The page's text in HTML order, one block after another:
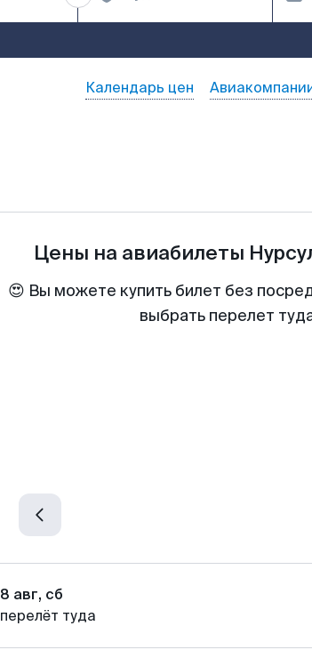
Календарь цен
Цены на авиабилеты
😍 Вы можете купить билет без
выбрать перелет
8 авг, сб
перелёт туда